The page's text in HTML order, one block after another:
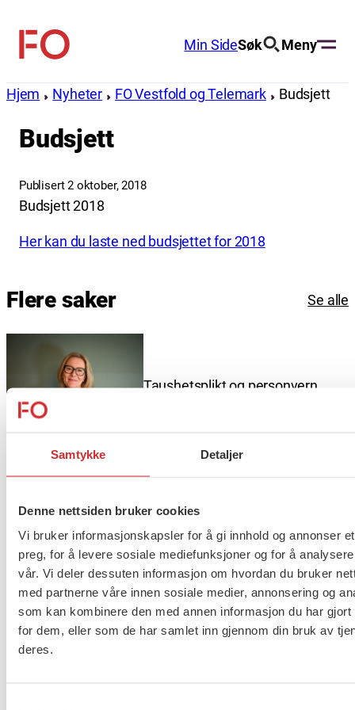
Samtykke Detaljer
Denne nettsiden bruker cookies
Vi bruker informasjonskapsler for å gi innhold og annonser
preg, for å levere sosiale mediefunksjoner og for å
vår. Vi deler dessuten informasjon om hvordan du bruker
med partnerne våre innen sosiale medier, annonsering og
som kan kombinere den med annen informasjon du har gjort
for dem, eller som de har samlet inn gjennom din bruk av
deres.
innhold
FO
Min SideSøk Meny
Hjem Nyheter FO Vestfold og Telemark Budsjett
Budsjett
Publisert 2 oktober, 2018
Budsjett 2018
Her kan du laste ned budsjettet for 2018
Flere saker Se alle
Taushetsplikt og personvern
Er du berørt av brannen i
Møt Anneli i yrkesetisk råd